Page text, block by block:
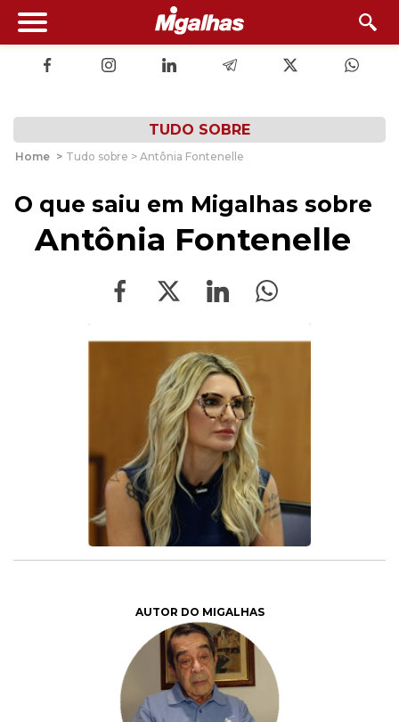
TUDO SOBRE
Home > Tudo sobre > Antônia Fontenelle
O que saiu em Migalhas sobre
Antônia Fontenelle
AUTOR DO MIGALHAS